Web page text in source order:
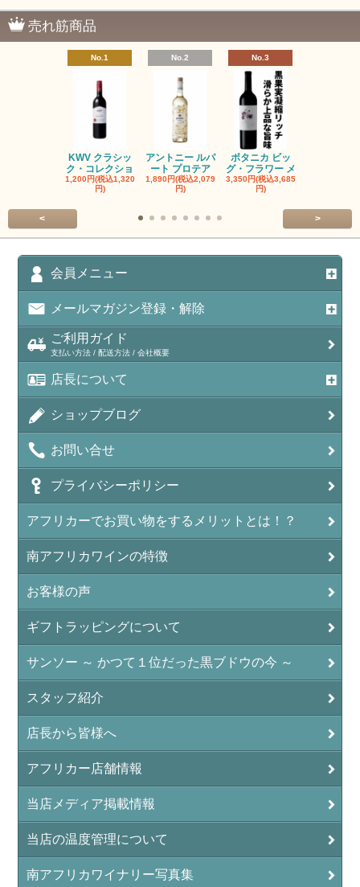
売れ筋商品
No.1
KWV クラシッ
ク・コレクショ
1,200円(税込1,320
円)
No.2
アントニー ルパ
ート プロテア
1,890円(税込2,079
円)
No.3
ボタニカ ビッ
グ・フラワー メ
3,350円(税込3,685
円)
< >
会員メニュー
メールマガジン登録・解除
ご利用ガイド
支払い方法 / 配送方法 / 会社概要
店長について
ショップブログ
お問い合せ
プライバシーポリシー
アフリカーでお買い物をするメリットとは！？
南アフリカワインの特徴
お客様の声
ギフトラッピングについて
サンソー ～ かつて１位だった黒ブドウの今 ～
スタッフ紹介
店長から皆様へ
アフリカー店舗情報
当店メディア掲載情報
当店の温度管理について
南アフリカワイナリー写真集